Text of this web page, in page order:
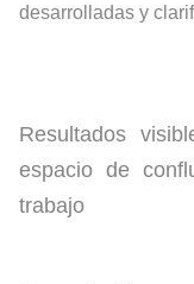
desarrolladas y
Resultados
espacio de
trabajo